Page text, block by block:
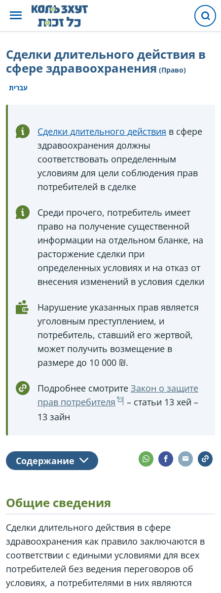
Сделки длительного действия в
сфере здравоохранения (Право)
עברית
Сделки длительного действия в сфере
здравоохранения должны
соответствовать определенным
условиям для цели соблюдения прав
потребителей в сделке
Среди прочего, потребитель имеет
право на получение существенной
информации на отдельном бланке, на
расторжение сделки при
определенных условиях и на отказ от
внесения изменений в условия сделки
Нарушение указанных прав является
уголовным преступлением, и
потребитель, ставший его жертвой,
может получить возмещение в
размере до 10 000 ₪.
Подробнее смотрите Закон о защите
прав потребителя
– статьи 13 хей –
13 зайн
Содержание
Общие сведения
Сделки длительного действия в сфере
здравоохранения как правило заключаются в
соответствии с едиными условиями для всех
потребителей без ведения переговоров об
условиях, а потребителями в них являются